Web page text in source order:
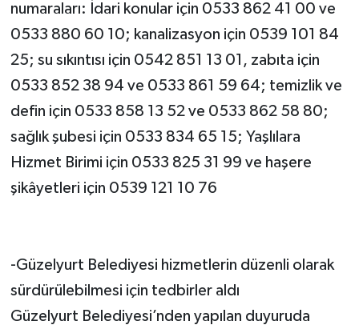
numaraları: İdari konular için 0533 862 41 00 ve
0533 880 60 10; kanalizasyon için 0539 101 84
25; su sıkıntısı için 0542 851 13 01, zabıta için
0533 852 38 94 ve 0533 861 59 64; temizlik ve
defin için 0533 858 13 52 ve 0533 862 58 80;
sağlık şubesi için 0533 834 65 15; Yaşlılara
Hizmet Birimi için 0533 825 31 99 ve haşere
şikâyetleri için 0539 121 10 76
-Güzelyurt Belediyesi hizmetlerin düzenli olarak
sürdürülebilmesi için tedbirler aldı
Güzelyurt Belediyesi’nden yapılan duyuruda